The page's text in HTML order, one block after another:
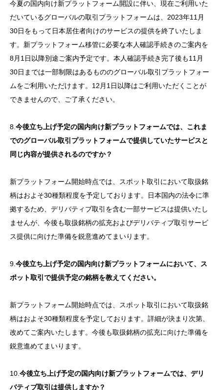
今夏の国内向け新プラットフォーム開設に伴い、現在ご利用いた
だいているグローバルの取引プラットフォームは、2023年11月
30日をもって日本居住者向けのサービスの提供を終了いたしま
す。新プラットフォーム移管に必要な本人確認手続きのご案内を
8月1日以降別途ご案内予定です。本人確認手続き完了後も11月
30日までは一部制限はあるもののグローバル取引プラットフォー
ムをご利用いただけます。12月1日以降はご利用いただくことが
できませんので、ご了承ください。
8. 今後立ち上げ予定の国内向け新プラットフォームでは、これま
でのグローバル取引プラットフォームで提供していたサービスと
同じ内容が提供されるのですか？
新プラットフォーム開始時点では、スポット取引において取扱銘
柄はおよそ30種類程度を予定しております。日本国内の法令に準
拠するため、デリバティブ取引を含む一部サービスは提供いたし
ませんが、今後も取扱銘柄の拡充およびデリバティブ取引サービ
ス提供に向けた準備を鋭意進めてまいります。
9. 今後立ち上げ予定の国内向け新プラットフォームにおいて、ス
ポット取引で提供予定の銘柄を教えてください。
新プラットフォーム開始時点では、スポット取引において取扱銘
柄はおよそ30種類程度を予定しております。詳細が決まり次第、
改めてご案内いたします。今後も取扱銘柄の拡充に向けた準備を
鋭意進めてまいります。
10. 今後立ち上げ予定の国内向け新プラットフォームでは、デリ
バティブ取引は提供しますか？